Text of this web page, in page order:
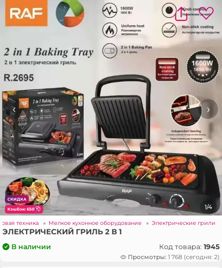
СКИДКА
КэшБэк: 650 1/4
‹ ›
техника » Мелкое кухонное оборудование » Электрические грили
ЭЛЕКТРИЧЕСКИЙ ГРИЛЬ 2 В 1
В наличии Код товара: 1945
Просмотры: 1 768 (сегодня: 2)